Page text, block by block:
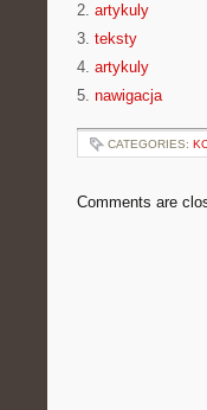
2. artykuly
3. teksty
4. artykuly
5. nawigacja
CATEGORIES:
Comments are